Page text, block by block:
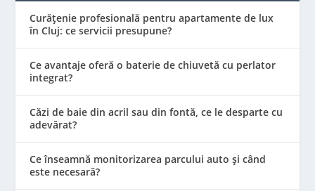
Curățenie profesională pentru apartamente de lux
în Cluj: ce servicii presupune?
Ce avantaje oferă o baterie de chiuvetă cu perlator
integrat?
Căzi de baie din acril sau din fontă, ce le desparte cu
adevărat?
Ce înseamnă monitorizarea parcului auto și când
este necesară?